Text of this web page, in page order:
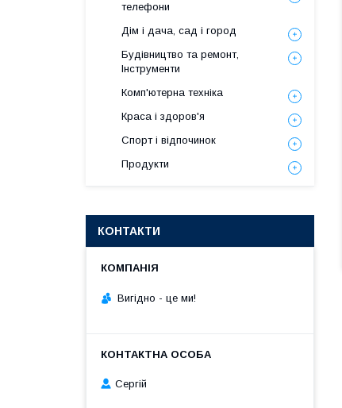
телефони
Дім і дача, сад і город
Будівництво та ремонт,
Інструменти
Комп'ютерна техніка
Краса і здоров'я
Спорт і відпочинок
Продукти
КОНТАКТИ
Вигiдно - це ми!
Сергій